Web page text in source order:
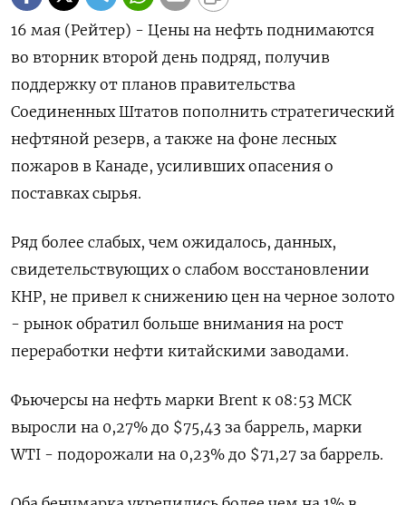
16 мая (Рейтер) - Цены на нефть поднимаются
во вторник второй день подряд, получив
поддержку от планов правительства
Соединенных Штатов пополнить стратегический
нефтяной резерв, а также на фоне лесных
пожаров в Канаде, усиливших опасения о
поставках сырья.
Ряд более слабых, чем ожидалось, данных,
свидетельствующих о слабом восстановлении
КНР, не привел к снижению цен на черное золото
- рынок обратил больше внимания на рост
переработки нефти китайскими заводами.
Фьючерсы на нефть марки Brent к 08:53 МСК
выросли на 0,27% до $75,43 за баррель, марки
WTI - подорожали на 0,23% до $71,27 за баррель.